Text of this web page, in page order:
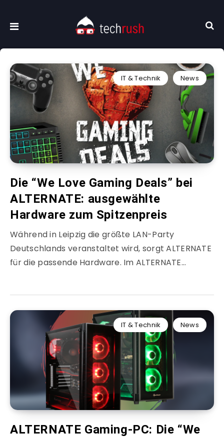
IT & Technik News
Die “We Love Gaming Deals” bei
ALTERNATE: ausgewählte
Hardware zum Spitzenpreis
Während in Leipzig die größte LAN-Party
Deutschlands veranstaltet wird, sorgt ALTERNATE
für die passende Hardware. Im ALTERNATE…
IT & Technik News
ALTERNATE Gaming-PC: Die “We